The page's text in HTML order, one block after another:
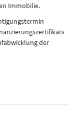
Immobilie.
der